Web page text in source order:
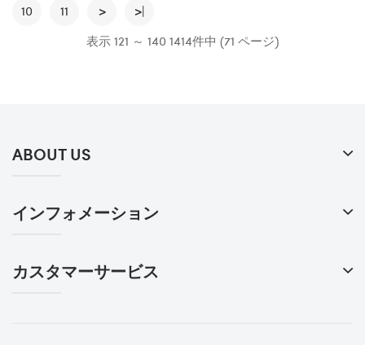
10
11 >
>|
表示 121 ～ 140 1414件中 (71 ページ)
ABOUT US
インフォメーション
カスタマーサービス